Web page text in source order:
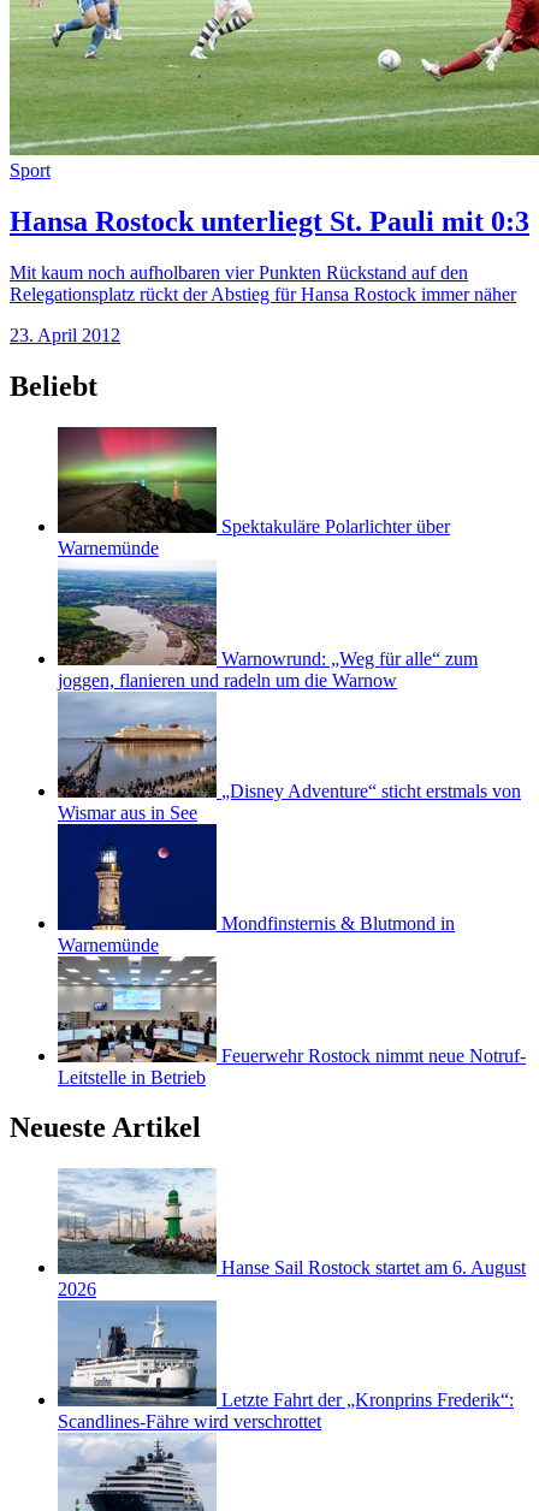
Sport
Hansa Rostock unterliegt St. Pauli mit 0:3
Mit kaum noch aufholbaren vier Punkten Rückstand auf den
Relegationsplatz rückt der Abstieg für Hansa Rostock immer näher
23. April 2012
Beliebt
Spektakuläre Polarlichter über
Warnemünde
Warnowrund: „Weg für alle“ zum
joggen, flanieren und radeln um die Warnow
„Disney Adventure“ sticht erstmals von
Wismar aus in See
Mondfinsternis & Blutmond in
Warnemünde
Feuerwehr Rostock nimmt neue Notruf-
Leitstelle in Betrieb
Neueste Artikel
Hanse Sail Rostock startet am 6. August
2026
Letzte Fahrt der „Kronprins Frederik“:
Scandlines-Fähre wird verschrottet